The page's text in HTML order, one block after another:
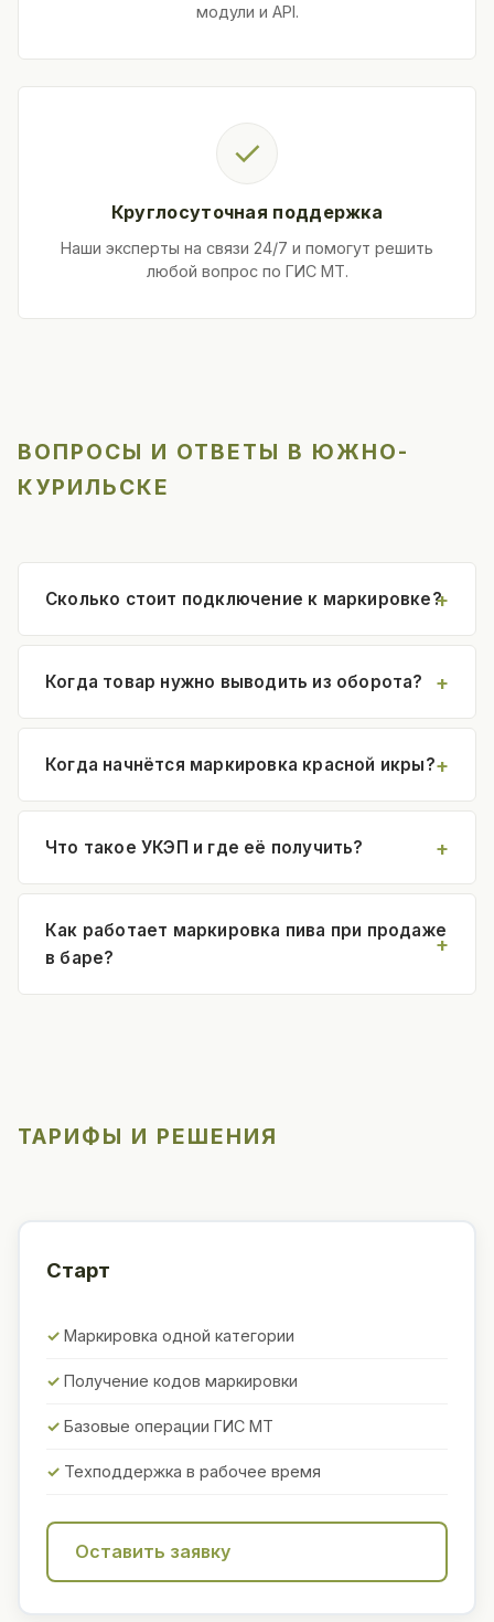
модули и API.
✓
Круглосуточная поддержка
Наши эксперты на связи 24/7 и помогут решить
любой вопрос по ГИС МТ.
ВОПРОСЫ И ОТВЕТЫ В ЮЖНО-
КУРИЛЬСКЕ
Сколько стоит подключение к маркировке?
Когда товар нужно выводить из оборота?
Когда начнётся маркировка красной икры?
Что такое УКЭП и где её получить?
Как работает маркировка пива при продаже
в баре?
ТАРИФЫ И РЕШЕНИЯ
Старт
Маркировка одной категории
Получение кодов маркировки
Базовые операции ГИС МТ
Техподдержка в рабочее время
Оставить заявку